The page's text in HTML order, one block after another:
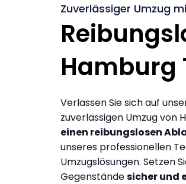
Zuverlässiger Umzug
Hamburg
Verlassen Sie sich auf
zuverlässigen Umzug von
einen reibungslosen
unseres professionellen
Umzugslösungen. Setzen
Gegenständesicher und